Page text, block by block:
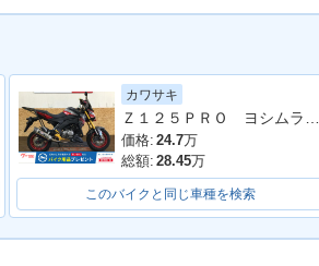
2014年 GROM・マイナ
ーチェンジ
カワサキ
Ｚ１２５ＰＲＯ ヨシムラフルエキ
価格: 24.7万
総額: 28.45万
このバイクと同じ車種を検索